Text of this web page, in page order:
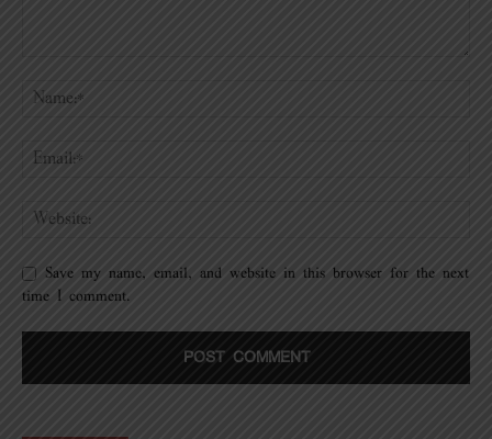
Save my name, email, and website in this browser for the next
time I comment.